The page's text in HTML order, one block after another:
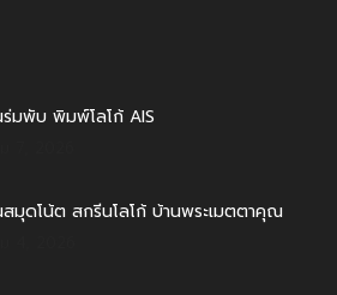
มพับ พิมพ์โลโก้ AIS
มุดโน้ต สกรีนโลโก้ บ้านพระเมตตาคุณ